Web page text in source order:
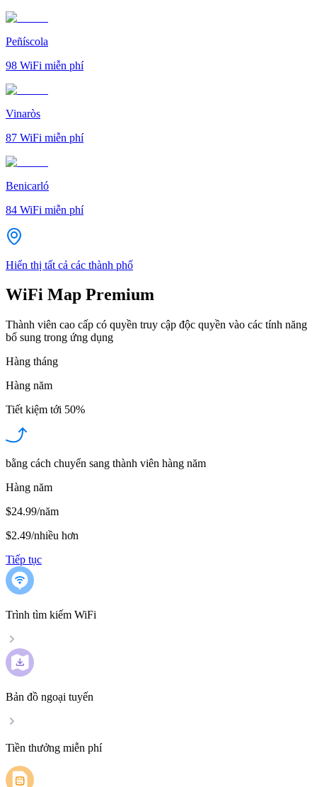
Peñíscola
98 WiFi miễn phí
Vinaròs
87 WiFi miễn phí
Benicarló
84 WiFi miễn phí
Hiển thị tất cả các thành phố
WiFi Map Premium
Thành viên cao cấp có quyền truy cập độc quyền vào các tính năng
bổ sung trong ứng dụng
Hàng tháng
Hàng năm
Tiết kiệm tới 50%
bằng cách chuyển sang thành viên hàng năm
Hàng năm
$24.99/năm
$2.49/nhiều hơn
Tiếp tục
Trình tìm kiếm WiFi
Bản đồ ngoại tuyến
Tiền thưởng miễn phí